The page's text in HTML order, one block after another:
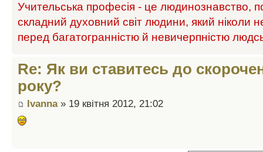
Учительська професія - це людинознавство,
складний духовний світ людини, який ніколи
перед багатогранністю й невичерпністю
Re: Як ви ставитесь до
року?
Ivanna» 19 квітня 2012, 21:02